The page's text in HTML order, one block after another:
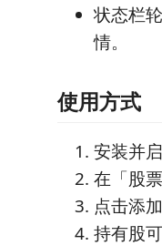
状态栏
情。
使用方式
安装并
在「股
点击添
持有股